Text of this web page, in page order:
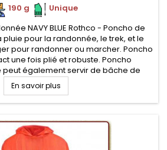
190 g
Unique
NAVY BLUE Rothco - Poncho de
pour la randonnée, le trek, et le
pour randonner ou marcher. Poncho
une fois plié et robuste. Poncho
également servir de bâche de
tapis de sol ou d'abri d'urgence
En savoir plus